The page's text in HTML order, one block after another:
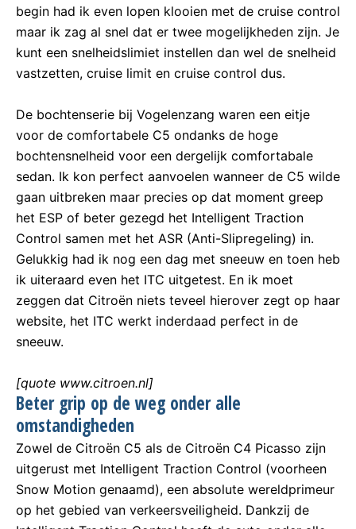
begin had ik even lopen klooien met de cruise control
maar ik zag al snel dat er twee mogelijkheden zijn. Je
kunt een snelheidslimiet instellen dan wel de snelheid
vastzetten, cruise limit en cruise control dus.
De bochtenserie bij Vogelenzang waren een eitje
voor de comfortabele C5 ondanks de hoge
bochtensnelheid voor een dergelijk comfortabale
sedan. Ik kon perfect aanvoelen wanneer de C5 wilde
gaan uitbreken maar precies op dat moment greep
het ESP of beter gezegd het Intelligent Traction
Control samen met het ASR (Anti-Slipregeling) in.
Gelukkig had ik nog een dag met sneeuw en toen heb
ik uiteraard even het ITC uitgetest. En ik moet
zeggen dat Citroën niets teveel hierover zegt op haar
website, het ITC werkt inderdaad perfect in de
sneeuw.
[quote www.citroen.nl]
Beter grip op de weg onder alle
omstandigheden
Zowel de Citroën C5 als de Citroën C4 Picasso zijn
uitgerust met Intelligent Traction Control (voorheen
Snow Motion genaamd), een absolute wereldprimeur
op het gebied van verkeersveiligheid. Dankzij de